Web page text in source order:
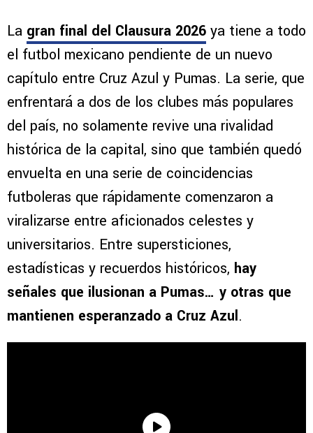
La gran final del Clausura 2026 ya tiene a todo
el futbol mexicano pendiente de un nuevo
capítulo entre Cruz Azul y Pumas. La serie, que
enfrentará a dos de los clubes más populares
del país, no solamente revive una rivalidad
histórica de la capital, sino que también quedó
envuelta en una serie de coincidencias
futboleras que rápidamente comenzaron a
viralizarse entre aficionados celestes y
universitarios. Entre supersticiones,
estadísticas y recuerdos históricos, hay
señales que ilusionan a Pumas… y otras que
mantienen esperanzado a Cruz Azul.